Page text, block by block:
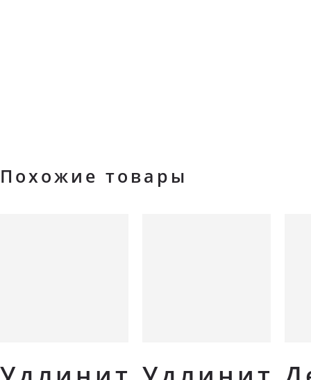
Похожие товары